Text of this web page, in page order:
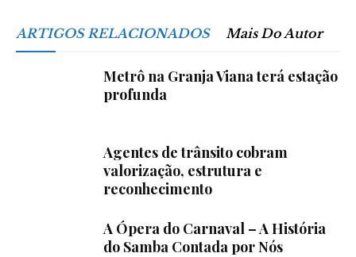
ARTIGOS RELACIONADOS Mais Do Autor
Metrô na Granja Viana terá estação
profunda
Agentes de trânsito cobram
valorização, estrutura e
reconhecimento
A Ópera do Carnaval – A História
do Samba Contada por Nós